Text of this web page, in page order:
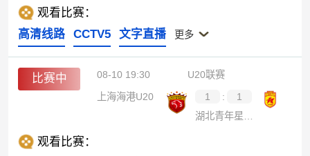
观看比赛：
高清线路
CCTV5 文字直播 更多
比赛中 08-10 19:30
U20联赛
上海海港U20
1 :
1
湖北青年星U20
观看比赛：